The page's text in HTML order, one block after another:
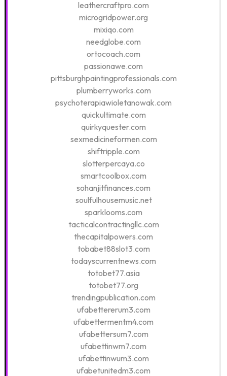
leathercraftpro.com
microgridpower.org
mixiqo.com
needglobe.com
ortocoach.com
passionawe.com
pittsburghpaintingprofessionals.com
plumberryworks.com
psychoterapiawioletanowak.com
quickultimate.com
quirkyquester.com
sexmedicineformen.com
shiftripple.com
slotterpercaya.co
smartcoolbox.com
sohanjitfinances.com
soulfulhousemusic.net
sparklooms.com
tacticalcontractingllc.com
thecapitalpowers.com
tobabet88slot3.com
todayscurrentnews.com
totobet77.asia
totobet77.org
trendingpublication.com
ufabettererum3.com
ufabettermentm4.com
ufabettersum7.com
ufabettinwm7.com
ufabettinwum3.com
ufabetunitedm3.com